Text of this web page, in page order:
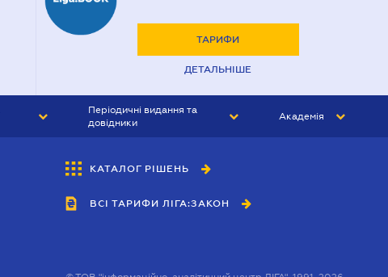
ТАРИФИ
ДЕТАЛЬНІШЕ
Періодичні видання та
довідники
БУХГАЛТЕР&ЗАКОН
ВІСНИК МСФЗ
Академія
КАТАЛОГ РІШЕНЬ
ВСІ ТАРИФИ ЛІГА:ЗАКОН